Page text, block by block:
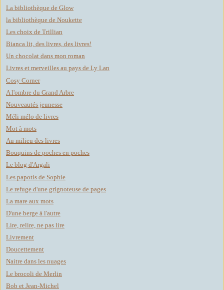
La bibliothèque de Glow
la bibliothèque de Noukette
Les choix de Trillian
Bianca lit, des livres, des livres!
Un chocolat dans mon roman
Livres et merveilles au pays de Ly Lan
Cosy Corner
A l'ombre du Grand Arbre
Nouveautés jeunesse
Méli mélo de livres
Mot à mots
Au milieu des livres
Bouquins de poches en poches
Le blog d'Argali
Les papotis de Sophie
Le refuge d'une grignoteuse de pages
La mare aux mots
D'une berge à l'autre
Lire, relire, ne pas lire
Livrement
Doucettement
Naitre dans les nuages
Le brocoli de Merlin
Bob et Jean-Michel